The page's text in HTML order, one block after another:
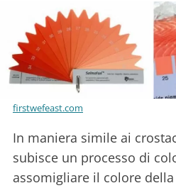
firstwefeast.com
In maniera simile ai
subisce un processo di
assomigliare il colore